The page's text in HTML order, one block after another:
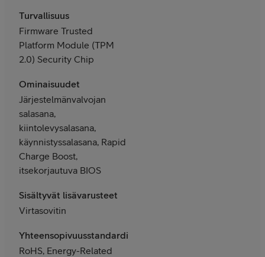
Turvallisuus
Firmware Trusted
Platform Module (TPM
2.0) Security Chip
Ominaisuudet
Järjestelmänvalvojan
salasana,
kiintolevysalasana,
käynnistyssalasana, Rapid
Charge Boost,
itsekorjautuva BIOS
Sisältyvät lisävarusteet
Virtasovitin
Yhteensopivuusstandardit
RoHS, Energy-Related